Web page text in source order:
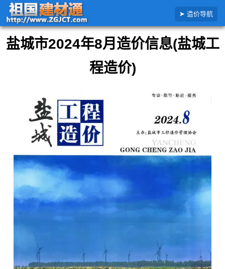
价
信
息
造价导航
首页 全国造价信息 江苏省 2024年8月盐城市造价信息
盐城市2024年8月造价信息(盐城工
程造价)